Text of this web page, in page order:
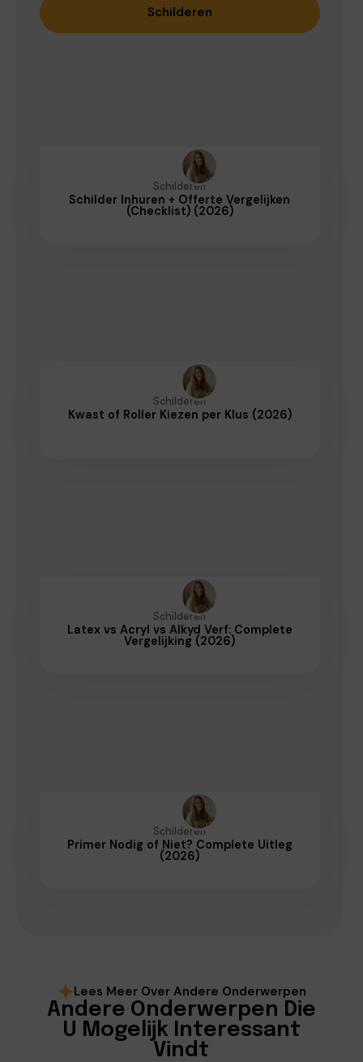
Schilderen
Schilderen
Schilder Inhuren + Offerte Vergelijken
(Checklist) (2026)
Schilderen
Kwast of Roller Kiezen per Klus (2026)
Schilderen
Latex vs Acryl vs Alkyd Verf: Complete
Vergelijking (2026)
Schilderen
Primer Nodig of Niet? Complete Uitleg
(2026)
Lees Meer Over Andere Onderwerpen
Andere Onderwerpen Die
U Mogelijk Interessant
Vindt